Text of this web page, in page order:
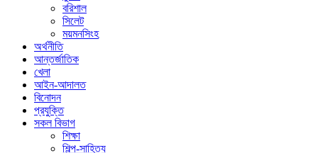
বরিশাল
সিলেট
ময়মনসিংহ
অর্থনীতি
আন্তর্জাতিক
খেলা
আইন-আদালত
বিনোদন
প্রযুক্তি
সকল বিভাগ
শিক্ষা
শিল্প-সাহিত্য